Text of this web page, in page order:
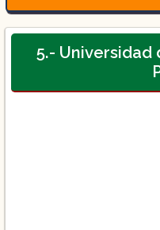
Químico
5.- Universidad